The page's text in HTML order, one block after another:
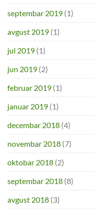
septembar 2019 (1)
avgust 2019 (1)
jul 2019 (1)
jun 2019 (2)
februar 2019 (1)
januar 2019 (1)
decembar 2018 (4)
novembar 2018 (7)
oktobar 2018 (2)
septembar 2018 (8)
avgust 2018 (3)